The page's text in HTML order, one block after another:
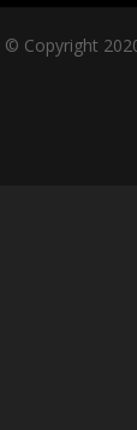
© Copyright